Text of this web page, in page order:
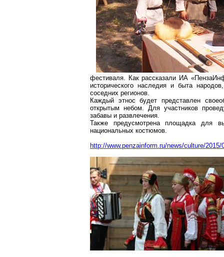
фестиваля. Как рассказали ИА
исторического наследия и быта
соседних регионов.
Каждый этнос будет представлен
открытым небом. Для участников
забавы и развлечения.
Также предусмотрена площадка для
национальных костюмов.
http://www.penzainform.ru/news/culture/